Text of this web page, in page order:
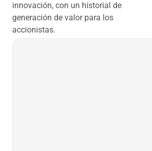
innovación, con un historial de
generación de valor para los
accionistas.